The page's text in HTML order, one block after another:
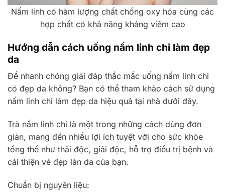
Nấm linh có hàm lượng chất chống oxy hóa cùng các
hợp chất có khả năng kháng viêm cao
Hướng dẫn cách uống nấm linh chi làm đẹp
da
Để nhanh chóng giải đáp thắc mắc uống nấm linh chi
có đẹp da không? Bạn có thể tham khảo cách sử dụng
nấm linh chi làm đẹp da hiệu quả tại nhà dưới đây.
Trà nấm linh chi là một trong những cách dùng đơn
giản, mang đến nhiều lợi ích tuyệt vời cho sức khỏe
tổng thể như thải độc, giải độc, hỗ trợ điều trị bệnh và
cải thiện vẻ đẹp làn da của bạn.
Chuẩn bị nguyên liệu: